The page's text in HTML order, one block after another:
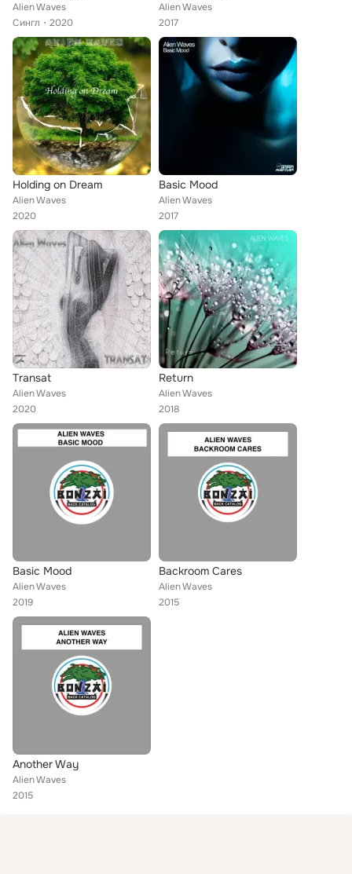
Alien Waves
Сингл
2020
Alien Waves
2017
Holding on Dream
Alien Waves
2020
Basic Mood
Alien Waves
2017
Transat
Alien Waves
2020
Return
Alien Waves
2018
Basic Mood
Alien Waves
2019
Backroom Cares
Alien Waves
2015
Another Way
Alien Waves
2015